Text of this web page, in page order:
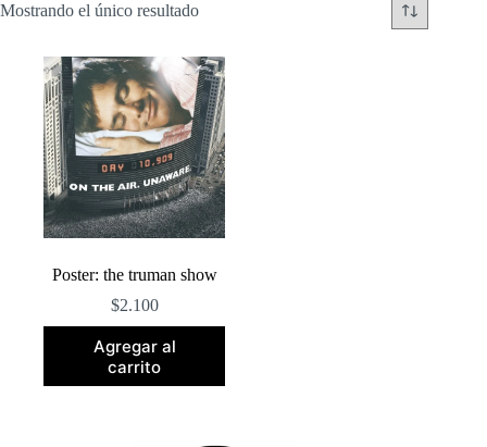
Mostrando el único resultado
Poster: the truman show
$2.100
Agregar al
carrito